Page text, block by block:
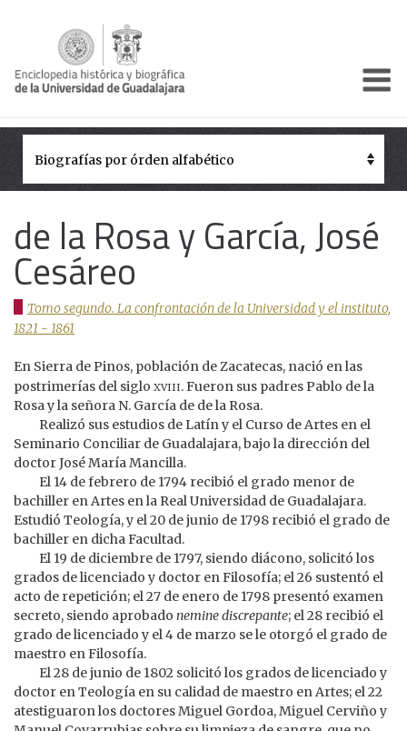
Presentación
Biografías
Documentos institucionales
de la Rosa y García, José
Cesáreo
Tomo segundo. La confrontación de la Universidad y el instituto,
1821 - 1861
En Sierra de Pinos, población de Zacatecas, nació en las
postrimerías del siglo xviii. Fueron sus padres Pablo de la
Rosa y la señora N. García de de la Rosa.
Realizó sus estudios de Latín y el Curso de Artes en el
Seminario Conciliar de Guadalajara, bajo la dirección del
doctor José María Mancilla.
El 14 de febrero de 1794 recibió el grado menor de
bachiller en Artes en la Real Universidad de Guadalajara.
Estudió Teología, y el 20 de junio de 1798 recibió el grado de
bachiller en dicha Facultad.
El 19 de diciembre de 1797, siendo diácono, solicitó los
grados de licenciado y doctor en Filosofía; el 26 sustentó el
acto de repetición; el 27 de enero de 1798 presentó examen
secreto, siendo aprobado nemine discrepante; el 28 recibió el
grado de licenciado y el 4 de marzo se le otorgó el grado de
maestro en Filosofía.
El 28 de junio de 1802 solicitó los grados de licenciado y
doctor en Teología en su calidad de maestro en Artes; el 22
atestiguaron los doctores Miguel Gordoa, Miguel Cerviño y